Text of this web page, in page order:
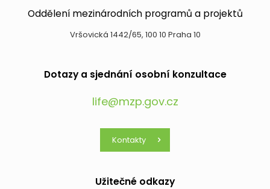
Oddělení mezinárodních programů a projektů
Vršovická 1442/65, 100 10 Praha 10
Dotazy a sjednání osobní konzultace
life@mzp.gov.cz
Kontakty
Užitečné odkazy